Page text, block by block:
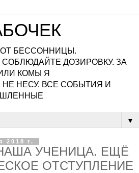
БЕССОННИЦЫ.
ДОЗИРОВКУ. ЗА
КОМЫ Я
НЕСУ. ВСЕ СОБЫТИЯ И
▼
2018 г.
УЧЕНИЦА. ЕЩЁ
ОТСТУПЛЕНИЕ